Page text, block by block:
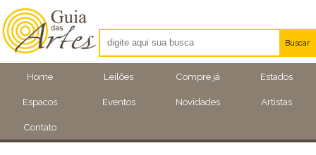
Home Leilões Compre já Estados
Espacos Eventos Novidades Artistas
Contato
Buscar
Artistas
Eventos